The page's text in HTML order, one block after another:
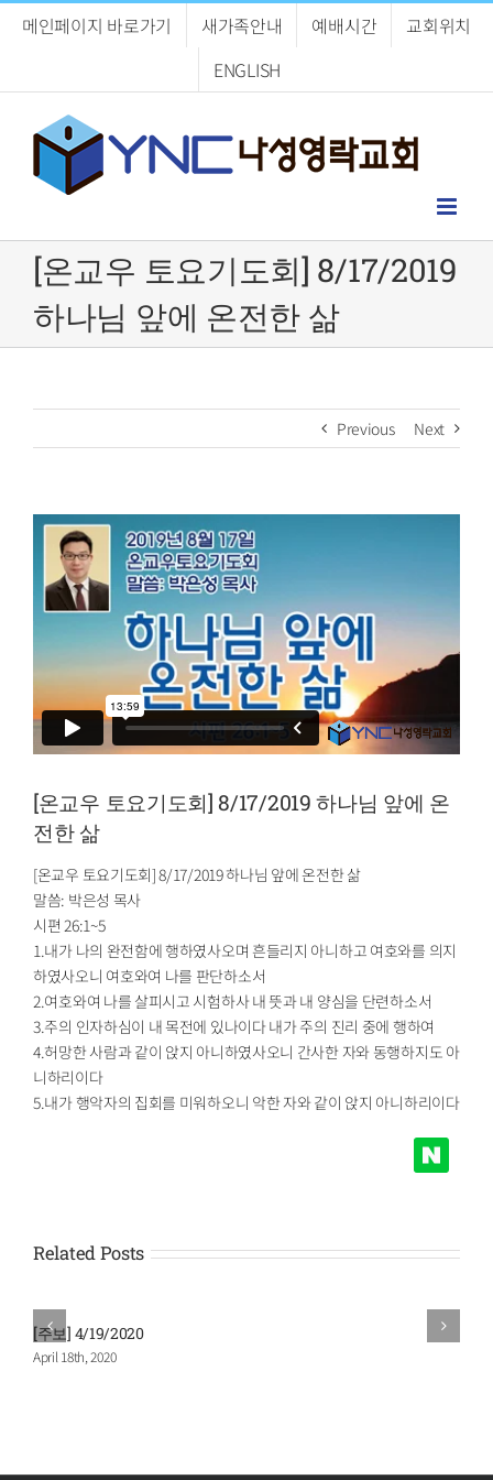
메인페이지 바로가기 새가족안내 예배시간
교회위치
ENGLISH
[온교우 토요기도회] 8/17/2019
하나님 앞에 온전한 삶
Previous Next
[온교우 토요기도회] 8/17/2019 하나님 앞에 온
전한 삶
[온교우 토요기도회] 8/17/2019 하나님 앞에 온전한 삶
말씀: 박은성 목사
시편 26:1~5
1.내가 나의 완전함에 행하였사오며 흔들리지 아니하고 여호와를 의지
하였사오니 여호와여 나를 판단하소서
2.여호와여 나를 살피시고 시험하사 내 뜻과 내 양심을 단련하소서
3.주의 인자하심이 내 목전에 있나이다 내가 주의 진리 중에 행하여
4.허망한 사람과 같이 앉지 아니하였사오니 간사한 자와 동행하지도 아
니하리이다
5.내가 행악자의 집회를 미워하오니 악한 자와 같이 앉지 아니하리이다
Related Posts
[주보] 4/19/2020
April 18th, 2020